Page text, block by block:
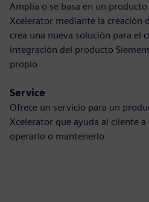
Amplía o se basa en un
Xcelerator mediante la creación
crea una nueva solución para el
integración del producto
propio
Service
Ofrece un servicio para un
Xcelerator que ayuda al cliente
operarlo o mantenerlo